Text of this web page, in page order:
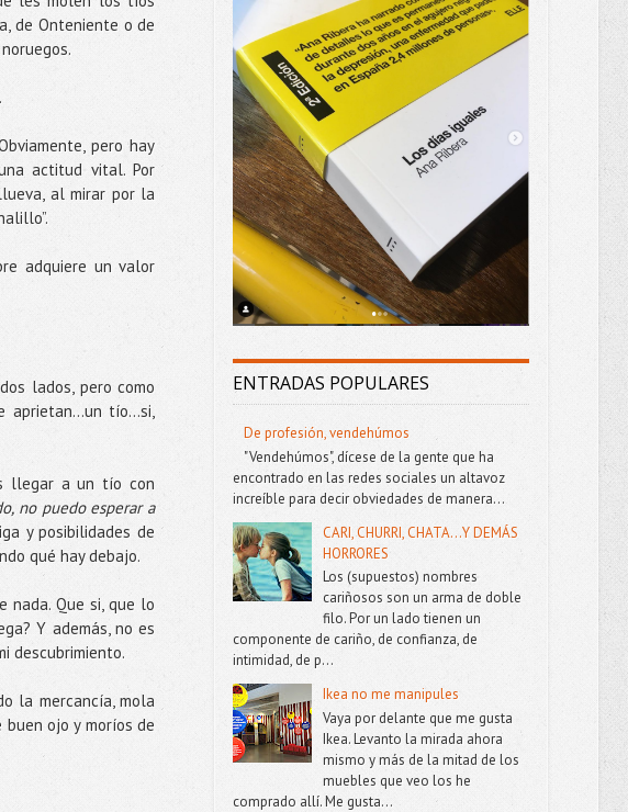
de Onteniente o de
pero hay
actitud vital. Por
al mirar por la
adquiere un valor
lados, pero como
aprietan…un tío...si,
llegar a un tío con
no puedo esperar a
y posibilidades de
qué hay debajo.
nada. Que si, que lo
Y además, no es
descubrimiento.
la mercancía, mola
ojo y moríos de
ENTRADAS POPULARES
De profesión, vendehúmos
"Vendehúmos", dícese de la gente que ha
encontrado en las redes sociales un altavoz
increíble para decir obviedades de manera...
CARI, CHURRI, CHATA...Y DEMÁS
HORRORES
Los (supuestos) nombres
cariñosos son un arma de doble
filo. Por un lado tienen un
componente de cariño, de confianza, de
intimidad, de p...
Ikea no me manipules
Vaya por delante que me gusta
Ikea. Levanto la mirada ahora
mismo y más de la mitad de los
muebles que veo los he
comprado allí. Me gusta...